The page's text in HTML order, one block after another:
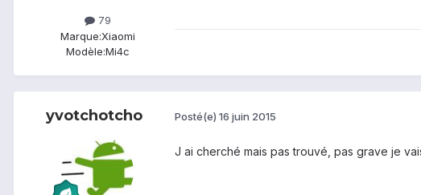
79
Marque:Xiaomi
Modèle:Mi4c
yvotchotcho Posté(e) 16 juin 2015
J ai cherché mais pas trouvé, pas grave je